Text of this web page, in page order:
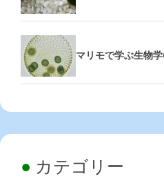
マリモで学ぶ生物
カテゴリー